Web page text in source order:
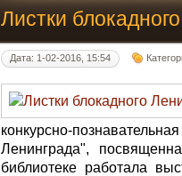
Листки
Дата: 1-02-2016, 15:54
конкурсно-
Ленинграда",
библиотеке работала